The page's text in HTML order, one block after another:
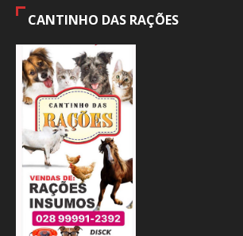
CANTINHO DAS RAÇÕES